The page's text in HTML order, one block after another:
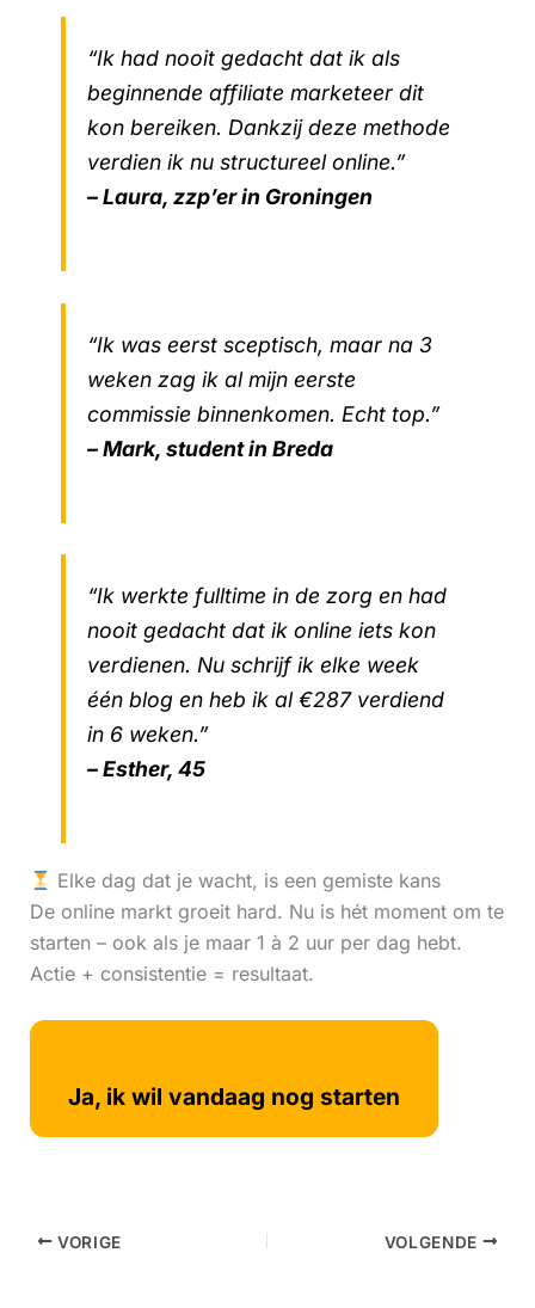
“Ik had nooit gedacht dat ik als
beginnende affiliate marketeer dit
kon bereiken. Dankzij deze methode
verdien ik nu structureel online.”
– Laura, zzp’er in Groningen
“Ik was eerst sceptisch, maar na 3
weken zag ik al mijn eerste
commissie binnenkomen. Echt top.”
– Mark, student in Breda
“Ik werkte fulltime in de zorg en had
nooit gedacht dat ik online iets kon
verdienen. Nu schrijf ik elke week
één blog en heb ik al €287 verdiend
in 6 weken.”
– Esther, 45
Elke dag dat je wacht, is een gemiste kans
De online markt groeit hard. Nu is hét moment om te
starten – ook als je maar 1 à 2 uur per dag hebt.
Actie + consistentie = resultaat.
Ja, ik wil vandaag nog starten
VORIGE VOLGENDE